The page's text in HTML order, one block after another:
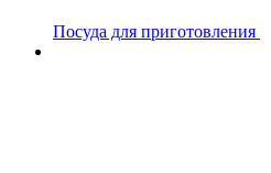
Посуда для приготовления